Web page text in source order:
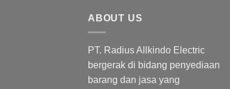
ABOUT US
PT. Radius Allkindo Electric
bergerak di bidang penyediaan
barang dan jasa yang